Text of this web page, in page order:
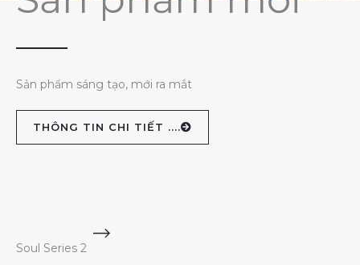
Sản phẩm sáng tạo, mới ra mắt
THÔNG TIN CHI TIẾT ....
Soul Series 2